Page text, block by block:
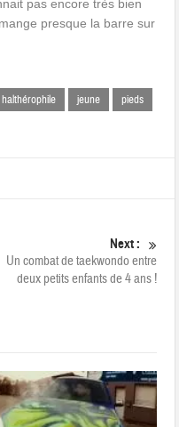
pas encore très bien
presque la barre sur
halthérophile jeune
pieds
Next :
Un combat de taekwondo entre
deux petits enfants de 4 ans !